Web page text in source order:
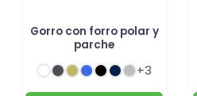
Gorro con forro polar y
parche
+3